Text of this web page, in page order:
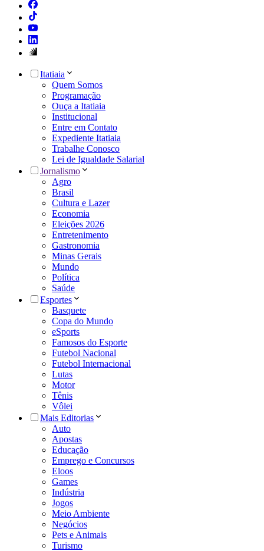
Itatiaia
Quem Somos
Programação
Ouça a Itatiaia
Institucional
Entre em Contato
Expediente Itatiaia
Trabalhe Conosco
Lei de Igualdade Salarial
Jornalismo
Agro
Brasil
Cultura e Lazer
Economia
Eleições 2026
Entretenimento
Gastronomia
Minas Gerais
Mundo
Política
Saúde
Esportes
Basquete
Copa do Mundo
eSports
Famosos do Esporte
Futebol Nacional
Futebol Internacional
Lutas
Motor
Tênis
Vôlei
Mais Editorias
Auto
Apostas
Educação
Emprego e Concursos
Eloos
Games
Indústria
Jogos
Meio Ambiente
Negócios
Pets e Animais
Turismo